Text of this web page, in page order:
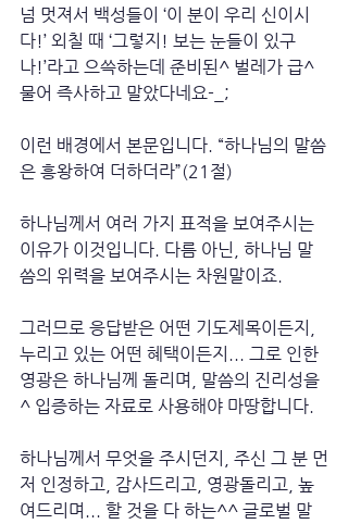
넘 멋져서 백성들이 ‘이 분이 우리 신이시
다!’ 외칠 때 ‘그렇지! 보는 눈들이 있구
나!’라고 으쓱하는데 준비된^ 벌레가 급^
물어 즉사하고 말았다네요-_;
이런 배경에서 본문입니다. “하나님의 말씀
은 흥왕하여 더하더라”(21절)
하나님께서 여러 가지 표적을 보여주시는
이유가 이것입니다. 다름 아닌, 하나님 말
씀의 위력을 보여주시는 차원말이죠.
그러므로 응답받은 어떤 기도제목이든지,
누리고 있는 어떤 혜택이든지... 그로 인한
영광은 하나님께 돌리며, 말씀의 진리성을
^ 입증하는 자료로 사용해야 마땅합니다.
하나님께서 무엇을 주시던지, 주신 그 분 먼
저 인정하고, 감사드리고, 영광돌리고, 높
여드리며... 할 것을 다 하는^^ 글로벌 말